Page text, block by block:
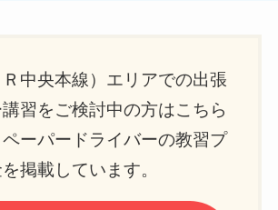
中央本線）エリアでの出張
講習をご検討中の方はこちら
ーパードライバーの教習プ
掲載しています。